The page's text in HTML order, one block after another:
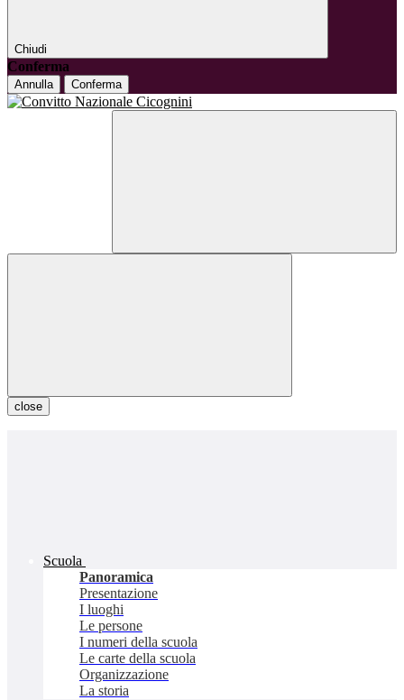
Chiudi
Conferma
Annulla Conferma
close
Scuola
Panoramica
Presentazione
I luoghi
Le persone
I numeri della scuola
Le carte della scuola
Organizzazione
La storia